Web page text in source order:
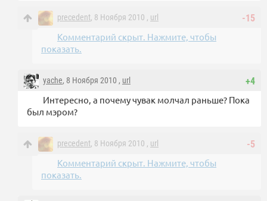
-15
precedent, 8 Ноября 2010 , url
Комментарий скрыт. Нажмите, чтобы
показать.
+4
yache, 8 Ноября 2010 , url
Интересно, а почему чувак молчал раньше? Пока
был мэром?
-5
precedent, 8 Ноября 2010 , url
Комментарий скрыт. Нажмите, чтобы
показать.